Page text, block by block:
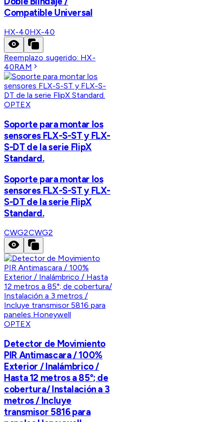
Compatible Universal
HX-40HX-40
Reemplazo sugerido: HX-
40RAM
OPTEX
Soporte para montar los
sensores FLX-S-ST y FLX-
S-DT de la serie FlipX
Standard.
Soporte para montar los
sensores FLX-S-ST y FLX-
S-DT de la serie FlipX
Standard.
CWG2CWG2
OPTEX
Detector de Movimiento
PIR Antimascara / 100%
Exterior / Inalámbrico /
Hasta 12 metros a 85°; de
cobertura/ Instalación a 3
metros / Incluye
transmisor 5816 para